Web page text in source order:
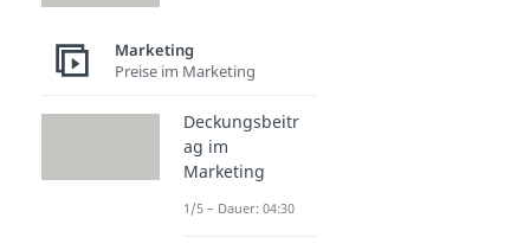
Marketing
Preise im Marketing
Deckungsbeitr
ag im
Marketing
1/5 – Dauer: 04:30